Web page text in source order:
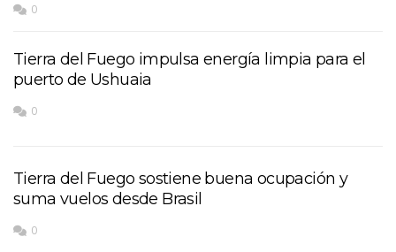
0
Tierra del Fuego impulsa energía limpia para el
puerto de Ushuaia
0
Tierra del Fuego sostiene buena ocupación y
suma vuelos desde Brasil
0